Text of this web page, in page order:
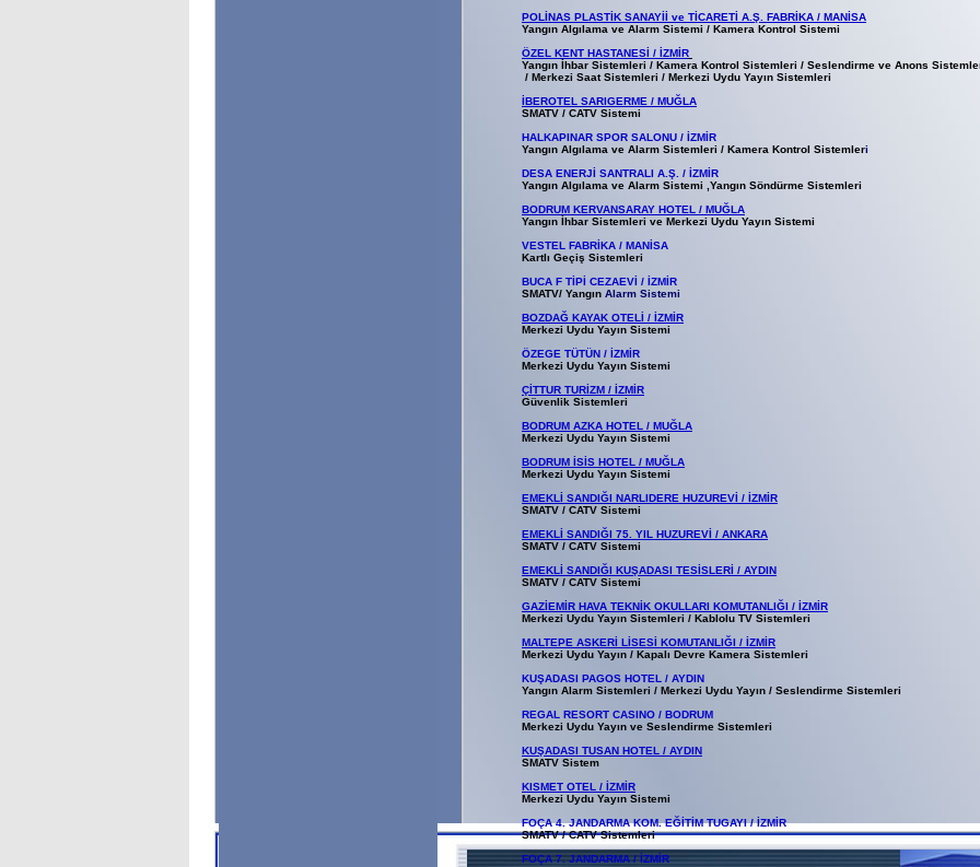
POLİNAS PLASTİK SANAYİİ ve TİCARETİ A.Ş. FABRİKA / MANİSA
Yangın Algılama ve Alarm Sistemi / Kamera Kontrol Sistemi
ÖZEL KENT HASTANESİ / İZMİR
Yangın İhbar Sistemleri / Kamera Kontrol Sistemleri / Seslendirme ve Anons
/ Merkezi Saat Sistemleri / Merkezi Uydu Yayın Sistemleri
İBEROTEL SARIGERME / MUĞLA
SMATV / CATV Sistemi
HALKAPINAR SPOR SALONU / İZMİR
Yangın Algılama ve Alarm Sistemleri / Kamera Kontrol Sistemleri
DESA ENERJİ SANTRALI A.Ş. / İZMİR
Yangın Algılama ve Alarm Sistemi ,Yangın Söndürme Sistemleri
BODRUM KERVANSARAY HOTEL / MUĞLA
Yangın İhbar Sistemleri ve Merkezi Uydu Yayın Sistemi
VESTEL FABRİKA / MANİSA
Kartlı Geçiş Sistemleri
BUCA F TİPİ CEZAEVİ / İZMİR
SMATV/ Yangın Alarm Sistemi
BOZDAĞ KAYAK OTELİ / İZMİR
Merkezi Uydu Yayın Sistemi
ÖZEGE TÜTÜN / İZMİR
Merkezi Uydu Yayın Sistemi
ÇİTTUR TURİZM / İZMİR
Güvenlik Sistemleri
BODRUM AZKA HOTEL / MUĞLA
Merkezi Uydu Yayın Sistemi
BODRUM İSİS HOTEL / MUĞLA
Merkezi Uydu Yayın Sistemi
EMEKLİ SANDIĞI NARLIDERE HUZUREVİ / İZMİR
SMATV / CATV Sistemi
EMEKLİ SANDIĞI 75. YIL HUZUREVİ / ANKARA
SMATV / CATV Sistemi
EMEKLİ SANDIĞI KUŞADASI TESİSLERİ / AYDIN
SMATV / CATV Sistemi
GAZİEMİR HAVA TEKNİK OKULLARI KOMUTANLIĞI / İZMİR
Merkezi Uydu Yayın Sistemleri / Kablolu TV Sistemleri
MALTEPE ASKERİ LİSESİ KOMUTANLIĞI / İZMİR
Merkezi Uydu Yayın / Kapalı Devre Kamera Sistemleri
KUŞADASI PAGOS HOTEL / AYDIN
Yangın Alarm Sistemleri / Merkezi Uydu Yayın / Seslendirme Sistemleri
REGAL RESORT CASINO / BODRUM
Merkezi Uydu Yayın ve Seslendirme Sistemleri
KUŞADASI TUSAN HOTEL / AYDIN
SMATV Sistem
KISMET OTEL / İZMİR
Merkezi Uydu Yayın Sistemi
FOÇA 4. JANDARMA KOM. EĞİTİM TUGAYI / İZMİR
SMATV / CATV Sistemleri
FOÇA 7. JANDARMA / İZMİR